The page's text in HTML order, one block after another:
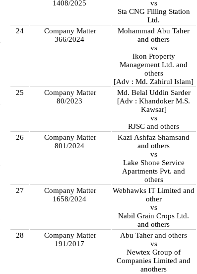
1408/2025
vs
Sta CNG Filling Station
Ltd.
24
Company Matter
366/2024
Mohammad Abu Taher
and others
vs
Ikon Property
Management Ltd. and
others
[Adv : Md. Zahirul Islam]
25
Company Matter
80/2023
Md. Belal Uddin Sarder
[Adv : Khandoker M.S.
Kawsar]
vs
RJSC and others
26
Company Matter
801/2024
Kazi Ashfaz Shamsand
and others
vs
Lake Shone Service
Apartments Pvt. and
others
27
Company Matter
1658/2024
Webhawks IT Limited and
other
vs
Nabil Grain Crops Ltd.
and others
28
Company Matter
191/2017
Abu Taher and others
vs
Newtex Group of
Companies Limited and
anothers